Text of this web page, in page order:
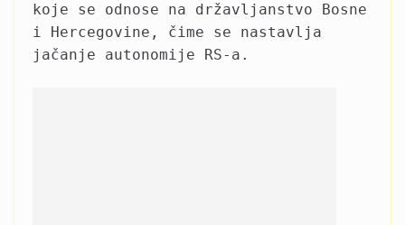
koje se odnose na državljanstvo Bosne
i Hercegovine, čime se nastavlja
jačanje autonomije RS-a.